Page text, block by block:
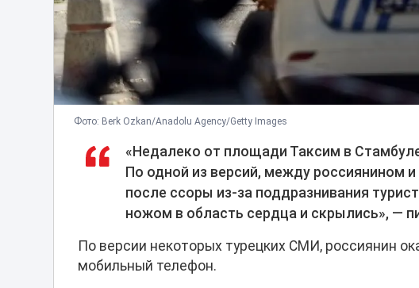
Фото: Berk Ozkan/Anadolu Agency/Getty Images
«Недалеко от площади Таксим в
По одной из версий, между россиянином
после ссоры из-за поддразнивания
ножом в область сердца и скрылись», —
По версии некоторых турецких СМИ, россиянин
мобильный телефон.